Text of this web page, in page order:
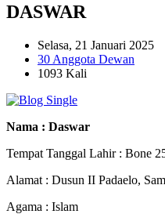
DASWAR
Selasa, 21 Januari 2025
30 Anggota Dewan
1093 Kali
Nama : Daswar
Tempat Tanggal Lahir : Bone
Alamat : Dusun II Padaelo,
Agama : Islam